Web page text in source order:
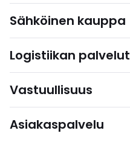
Sähköinen kauppa
Logistiikan palvelut
Vastuullisuus
Asiakaspalvelu